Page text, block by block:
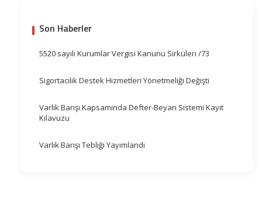
Son Haberler
5520 sayılı Kurumlar Vergisi Kanunu Sirküleri /73
Sigortacılık Destek Hizmetleri Yönetmeliği Değişti
Varlık Barışı Kapsamında Defter-Beyan Sistemi Kayıt
Kılavuzu
Varlık Barışı Tebliği Yayımlandı